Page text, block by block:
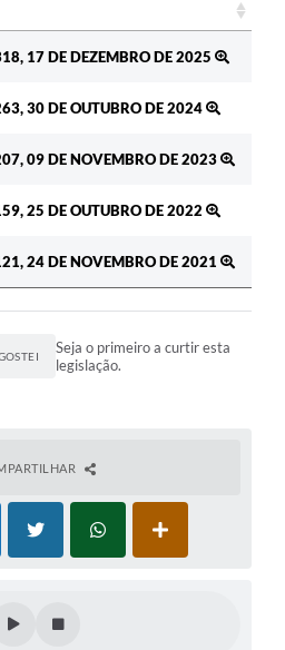
17 DE DEZEMBRO DE 2025
30 DE OUTUBRO DE 2024
09 DE NOVEMBRO DE 2023
25 DE OUTUBRO DE 2022
24 DE NOVEMBRO DE 2021
Seja o primeiro a curtir esta
legislação.